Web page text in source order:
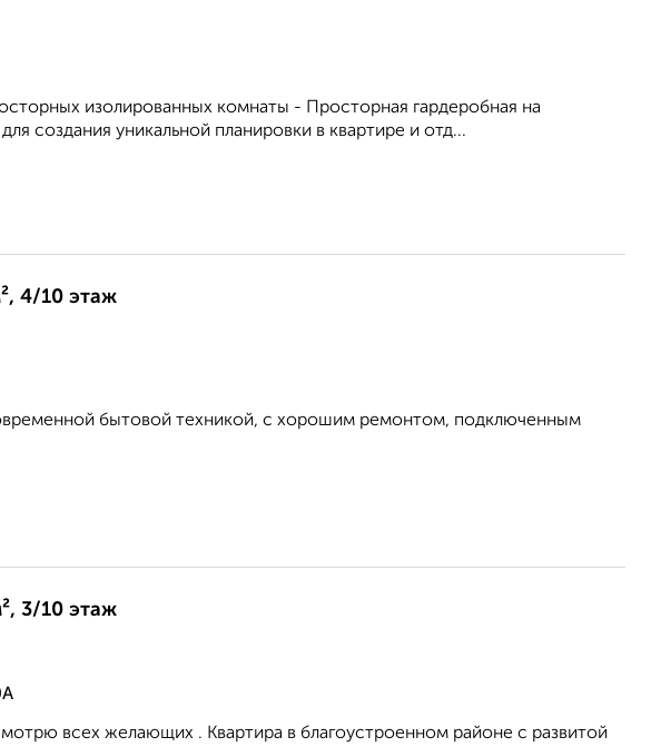
изолированных комнаты - Просторная гардеробная на
создания уникальной планировки в квартире и отд...
4/10 этаж
бытовой техникой, с хорошим ремонтом, подключенным
3/10 этаж
всех желающих . Квартира в благоустроенном районе с развитой